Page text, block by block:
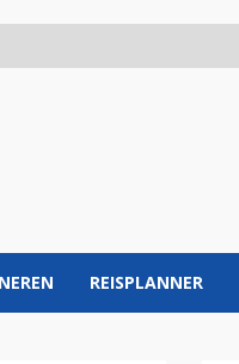
REISPLANNER